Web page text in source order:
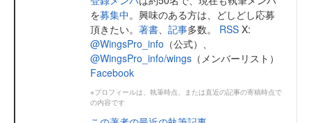
を募集中。興味のある方は、どしどし応募
頂きたい。 著書 記事多数。 RSS X:
@WingsPro_info （公式）、
@WingsPro_info/wings （メンバーリスト）
Facebook
※プロフィールは、執筆時点、または直近の記事の寄稿時点で
の内容です